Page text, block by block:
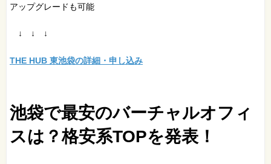
アップグレードも可能
↓ ↓ ↓
THE HUB 東池袋の詳細・申し込み
池袋で最安のバーチャルオフィ
スは？格安系TOPを発表！